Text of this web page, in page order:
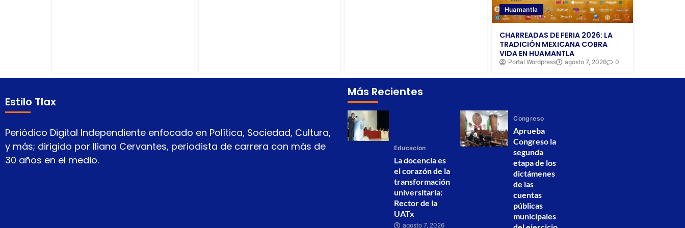
Huamantla
CHARREADAS DE FERIA 2026: LA
TRADICIÓN MEXICANA COBRA
VIDA EN HUAMANTLA
Portal Wordpress agosto 7, 2026 0
Estilo Tlax
Periódico Digital Independiente enfocado en Política, Sociedad, Cultura,
y más; dirigido por Iliana Cervantes, periodista de carrera con más de
30 años en el medio.
Más Recientes
Educacion
La docencia es
el corazón de la
transformación
universitaria:
Rector de la
UATx
agosto 7, 2026
Congreso
Aprueba
Congreso la
segunda
etapa de los
dictámenes
de las
cuentas
públicas
municipales